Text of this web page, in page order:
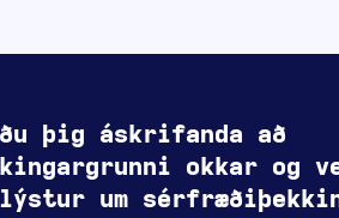
þig áskrifanda að
okkar og
um